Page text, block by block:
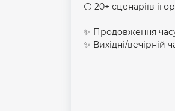
⚪️ 20+ сценаріїв
✨ Продовження
✨ Вихідні/вечірній